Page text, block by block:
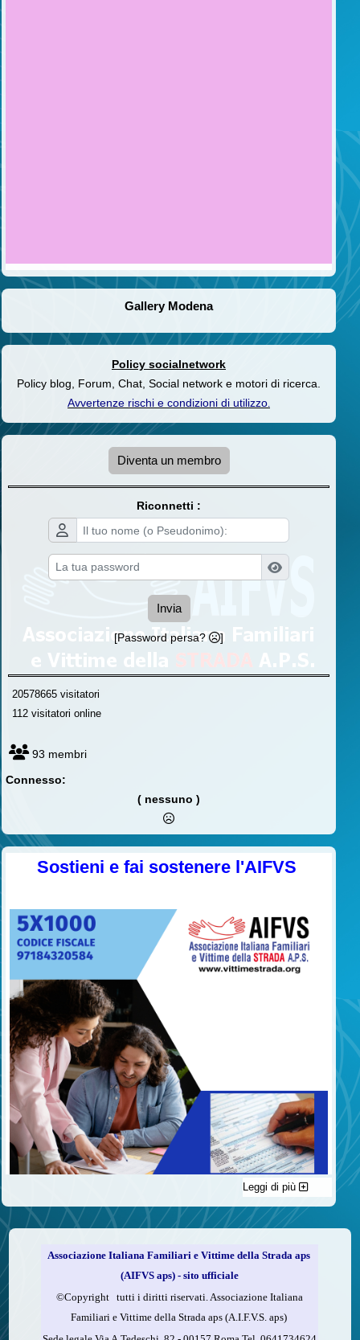
Gallery Modena
Policy socialnetwork
Policy blog, Forum, Chat, Social network e motori di ricerca.
Avvertenze rischi e condizioni di utilizzo.
Diventa un membro
Riconnetti :
Invia
[Password persa? ]
20578665 visitatori
112 visitatori online
93 membri
Connesso:
( nessuno )
Sostieni e fai sostenere l'AIFVS
C'è un modo di contribuire alle attività dell’A.I.F.V.S. a favore
delle vittime della strada e per dare giustizia ai superstiti ed ai
loro familiari che non costa nulla: devolvere il 5 per mille della
Compila la scheda CUD o del modello 730.
Firma nel riquadro indicato come “Sostegno delle
organizzazioni non lucrative di utilità sociale, delle associazioni
Leggi di più
Associazione Italiana Familiari e Vittime della Strada aps
(AIFVS aps) - sito ufficiale
©​Copyright tutti i diritti riservati. Associazione Italiana
Familiari e Vittime della Strada aps (A.I.F.V.S. aps)